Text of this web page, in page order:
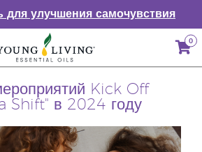
для улучшения самочувствия
0
Kick Off
Shift" в 2024 году